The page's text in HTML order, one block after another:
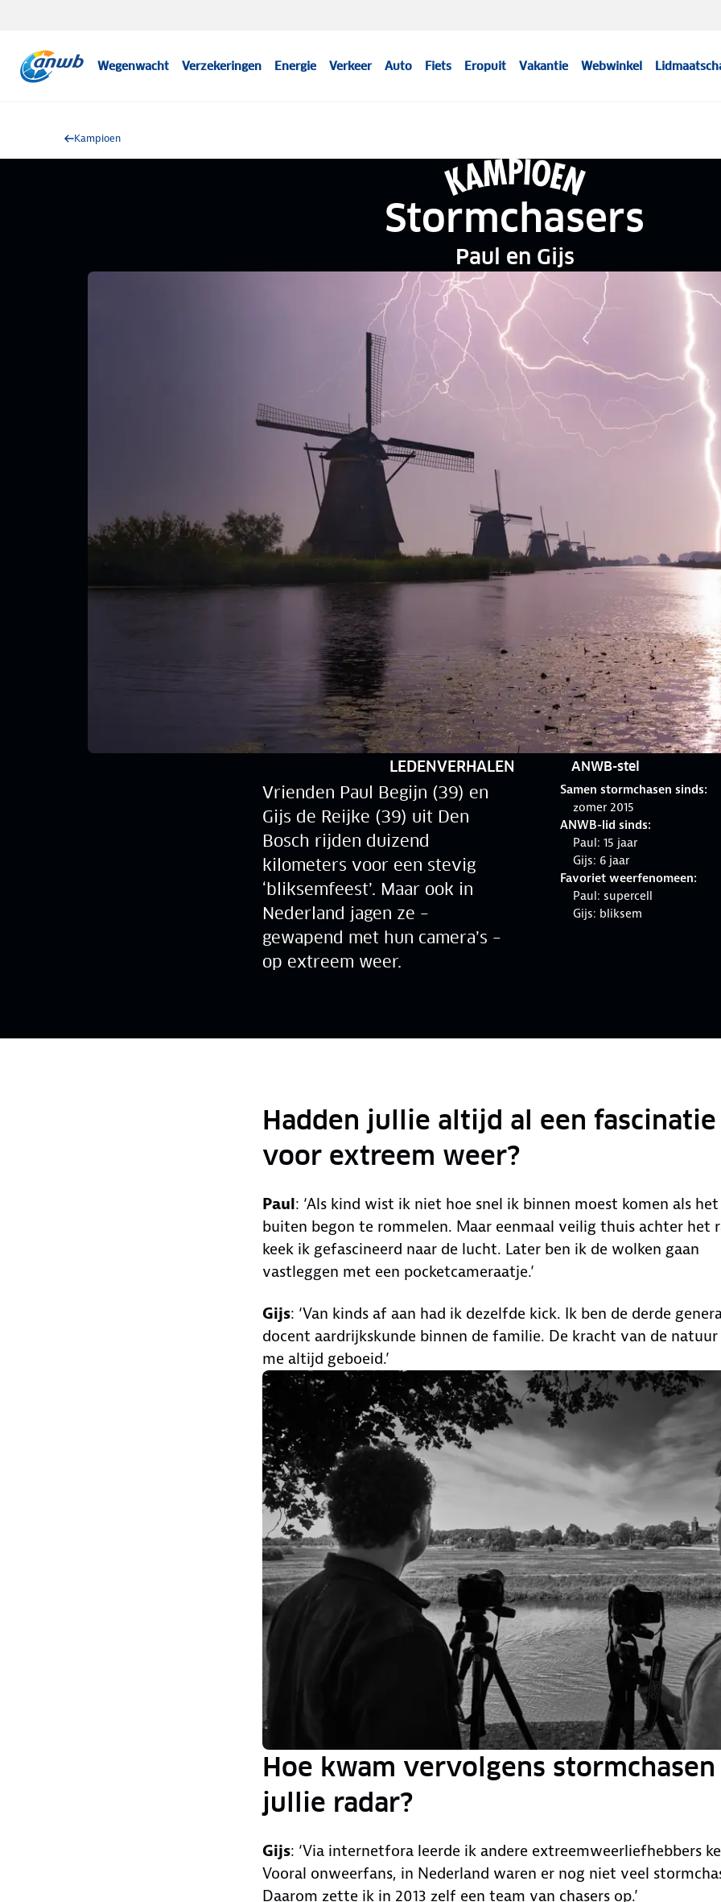
Wegenwacht Verzekeringen Energie Verkeer Auto Fiets Eropuit Vakantie Webwinkel
Kampioen
Stormchasers
Paul en Gijs
RUBRIEK:
LEDENVERHALEN ANWB-stel
Vrienden Paul Begijn (39) en
Gijs de Reijke (39) uit Den
Bosch rijden duizend
kilometers voor een stevig
‘bliksemfeest’. Maar ook in
Nederland jagen ze –
gewapend met hun camera’s –
op extreem weer.
Samen stormchasen sinds:
zomer 2015
ANWB-lid sinds:
Paul: 15 jaar
Gijs: 6 jaar
Favoriet weerfenomeen:
Paul: supercell
Gijs: bliksem
Hadden jullie altijd al een fascinatie
voor extreem weer?
Paul: ‘Als kind wist ik niet hoe snel ik binnen moest komen als het
buiten begon te rommelen. Maar eenmaal veilig thuis achter het
keek ik gefascineerd naar de lucht. Later ben ik de wolken gaan
vastleggen met een pocketcameraatje.’
Gijs: ‘Van kinds af aan had ik dezelfde kick. Ik ben de derde
docent aardrijkskunde binnen de familie. De kracht van de
me altijd geboeid.’
Hoe kwam vervolgens
jullie radar?
Gijs: ‘Via internetfora leerde ik andere extreemweerliefhebbers
Vooral onweerfans, in Nederland waren er nog niet veel
Daarom zette ik in 2013 zelf een team van chasers op.’